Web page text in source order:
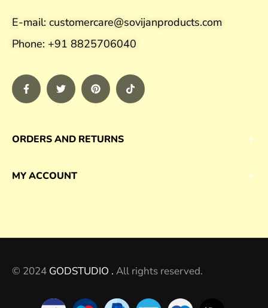
E-mail: customercare@sovijanproducts.com
Phone: +91 8825706040
ORDERS AND RETURNS
MY ACCOUNT
© 2024 GODSTUDIO . All rights reserved.